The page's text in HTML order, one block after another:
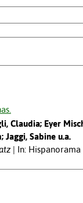
Claudia; Eyer
Jaggi, Sabine u.a.
In: Hispanorama